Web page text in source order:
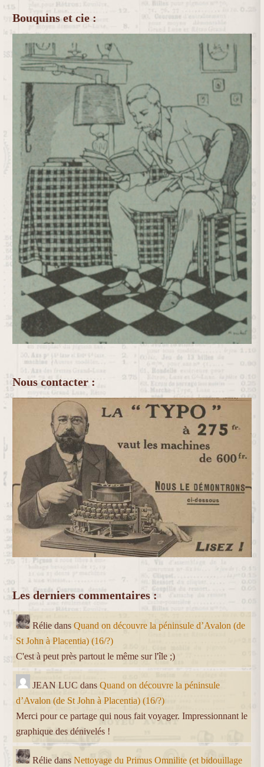
Bouquins et cie :
Nous contacter :
Les derniers commentaires :
Rélie dans Quand on découvre la péninsule d’Avalon (de
St John à Placentia) (16/?)
C'est à peut près partout le même sur l'île ;)
JEAN LUC dans Quand on découvre la péninsule
d’Avalon (de St John à Placentia) (16/?)
Merci pour ce partage qui nous fait voyager. Impressionnant le
graphique des dénivelés !
Rélie dans Nettoyage du Primus Omnilite (et bidouillage